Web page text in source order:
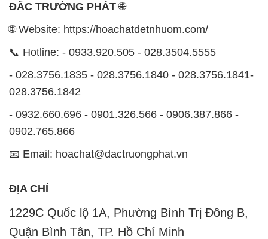
ĐẮC TRƯỜNG PHÁT🌐
🌐 Website: https://hoachatdetnhuom.com/
📞 Hotline: - 0933.920.505 - 028.3504.5555
- 028.3756.1835 - 028.3756.1840 - 028.3756.1841-
028.3756.1842
- 0932.660.696 - 0901.326.566 - 0906.387.866 -
0902.765.866
📧 Email: hoachat@dactruongphat.vn
ĐỊA CHỈ
1229C Quốc lộ 1A, Phường Bình Trị Đông B,
Quận Bình Tân, TP. Hồ Chí Minh